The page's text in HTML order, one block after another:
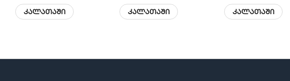
კალათაში კალათაში კალათაში